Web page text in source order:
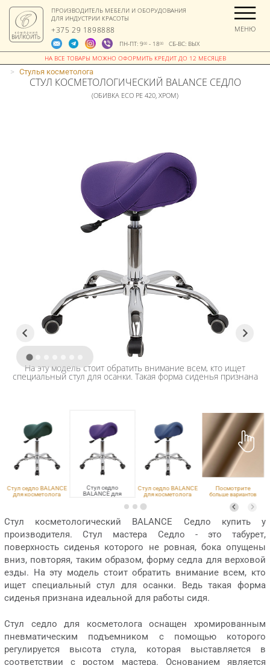
ПРОИЗВОДИТЕЛЬ МЕБЕЛИ И ОБОРУДОВАНИЯ
ДЛЯ ИНДУСТРИИ КРАСОТЫ
+375 29 1898888
ПН-ПТ: 900- 1800СБ-ВС: ВЫХ
МЕНЮ
> Стулья косметолога
СТУЛ КОСМЕТОЛОГИЧЕСКИЙ BALANCE СЕДЛО
(ОБИВКА ECO PE 420, ХРОМ)
Стул седло BALANCE
для косметолога
Стул седло
BALANCE для
Стул седло BALANCE
для косметолога
Посмотрите
больше вариантов
На эту модель стоит обратить внимание всем, кто ищет
специальный стул для осанки. Такая форма сиденья признана
идеальной для работы сидя
Стул косметологический BALANCE Седло купить у
производителя. Стул мастера Седло - это табурет,
поверхность сиденья которого не ровная, бока опущены
вниз, повторяя, таким образом, форму седла для верховой
езды. На эту модель стоит обратить внимание всем, кто
ищет специальный стул для осанки. Ведь такая форма
сиденья признана идеальной для работы сидя.
Стул седло для косметолога оснащен хромированным
пневматическим подъемником с помощью которого
регулируется высота стула, которая выставляется в
соответствии с ростом мастера. Основанием является